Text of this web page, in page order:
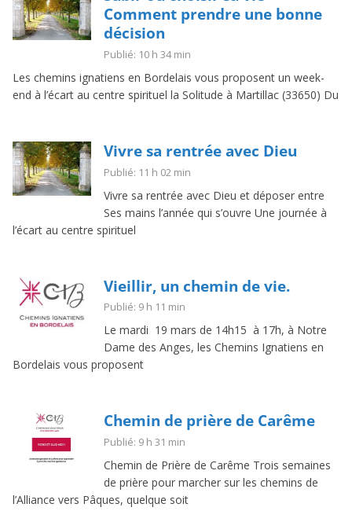
Comment prendre une bonne
décision
Publié: 10 h 34 min
Les chemins ignatiens en Bordelais vous proposent un week-
end à l’écart au centre spirituel la Solitude à Martillac (33650) Du
Vivre sa rentrée avec Dieu
Publié: 11 h 02 min
Vivre sa rentrée avec Dieu et déposer entre
Ses mains l’année qui s’ouvre Une journée à
l’écart au centre spirituel
Vieillir, un chemin de vie.
Publié: 9 h 11 min
Le mardi 19 mars de 14h15 à 17h, à Notre
Dame des Anges, les Chemins Ignatiens en
Bordelais vous proposent
Chemin de prière de Carême
Publié: 9 h 31 min
Chemin de Prière de Carême Trois semaines
de prière pour marcher sur les chemins de
l’Alliance vers Pâques, quelque soit